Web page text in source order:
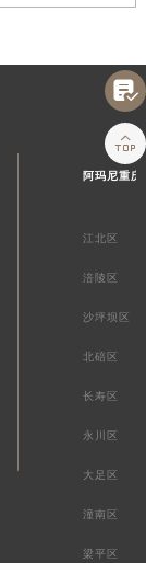
阿玛尼重
江北区
涪陵区
沙坪坝区
北碚区
长寿区
永川区
大足区
潼南区
梁平区

